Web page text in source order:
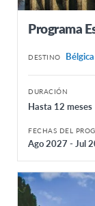
Programa
DESTINO
DURACIÓN
Hasta 12 meses
FECHAS DEL
Ago 2027 - Jul